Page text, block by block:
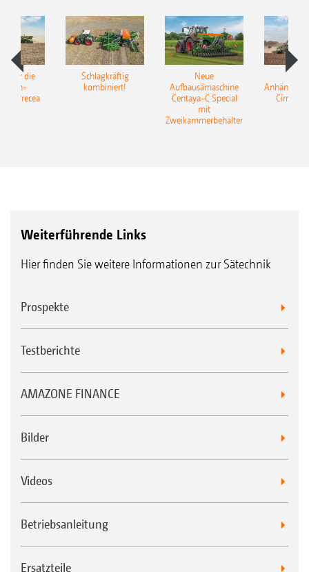
für die
Precea
Schlagkräftig
kombiniert!
Neue
Aufbausämaschine
Centaya-C Special
mit
Zweikammerbehälter
Cirrus
Weiterführende Links
Hier finden Sie weitere Informationen zur Sätechnik
Prospekte
Testberichte
AMAZONE FINANCE
Bilder
Videos
Betriebsanleitung
Ersatzteile